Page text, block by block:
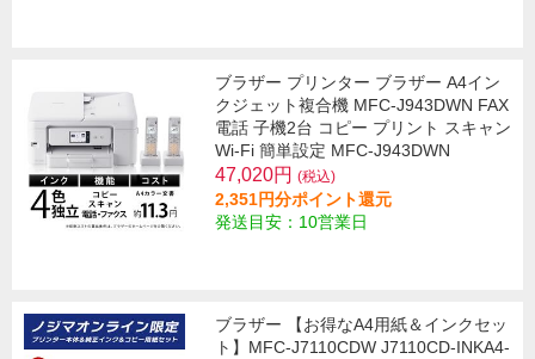
ブラザー プリンター ブラザー A4イン
クジェット複合機 MFC-J943DWN FAX
電話 子機2台 コピー プリント スキャン
Wi-Fi 簡単設定 MFC-J943DWN
47,020円 (税込)
2,351円分ポイント還元
発送目安：10営業日
ブラザー 【お得なA4用紙＆インクセッ
ト】MFC-J7110CDW J7110CD-INKA4-